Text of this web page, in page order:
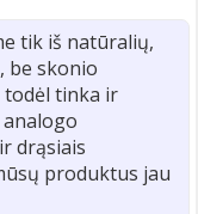
tik iš natūralių,
be skonio
tinka ir
drąsiais
produktus jau